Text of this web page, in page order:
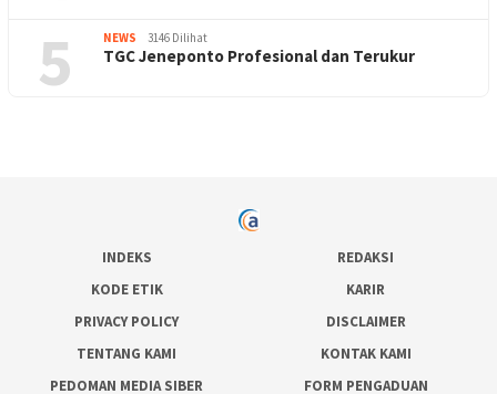
5 NEWS 3146 Dilihat
TGC Jeneponto Profesional dan Terukur
INDEKS
REDAKSI
KODE ETIK
KARIR
PRIVACY POLICY
DISCLAIMER
TENTANG KAMI
KONTAK KAMI
PEDOMAN MEDIA SIBER
FORM PENGADUAN